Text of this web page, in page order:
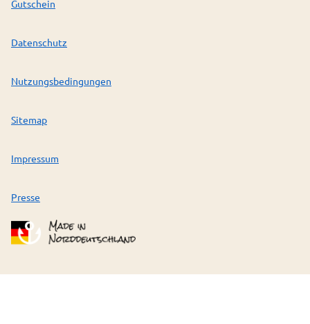
Gutschein
Datenschutz
Nutzungsbedingungen
Sitemap
Impressum
Presse